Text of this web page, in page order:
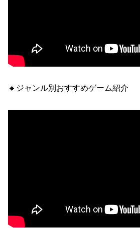
🔸ジャンル別おすすめゲーム紹介